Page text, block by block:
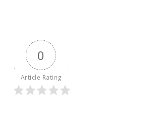
0
Article Rating